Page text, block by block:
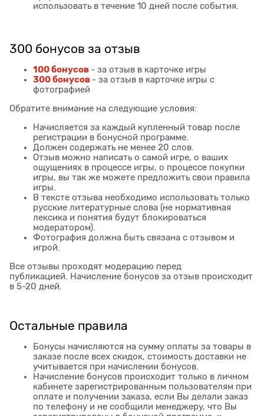
использовать в течение 10 дней после события.
300 бонусов за отзыв
100 бонусов - за отзыв в карточке игры
300 бонусов - за отзыв в карточке игры с
фотографией
Обратите внимание на следующие условия:
Начисляется за каждый купленный товар после
регистрации в бонусной программе.
Должен содержать не менее 20 слов.
Отзыв можно написать о самой игре, о ваших
ощущениях в процессе игры, о процессе покупки
игры, вы так же можете предложить свои правила
игры.
В тексте отзыва необходимо использовать только
русские литературные слова (не нормативная
лексика и понятия будут блокироваться
модератором).
Фотография должна быть связана с отзывом и
игрой.
Все отзывы проходят модерацию перед
публикацией. Начисление бонусов за отзыв происходит
в 5-20 дней.
Остальные правила
Бонусы начисляются на сумму оплаты за товары в
заказе после всех скидок, стоимость доставки не
учитывается при начислении бонусов.
Начисление бонусов происходит только в личном
кабинете зарегистрированным пользователям при
оплате и получении заказа, если Вы делали заказ
по телефону и не сообщили менеджеру, что Вы